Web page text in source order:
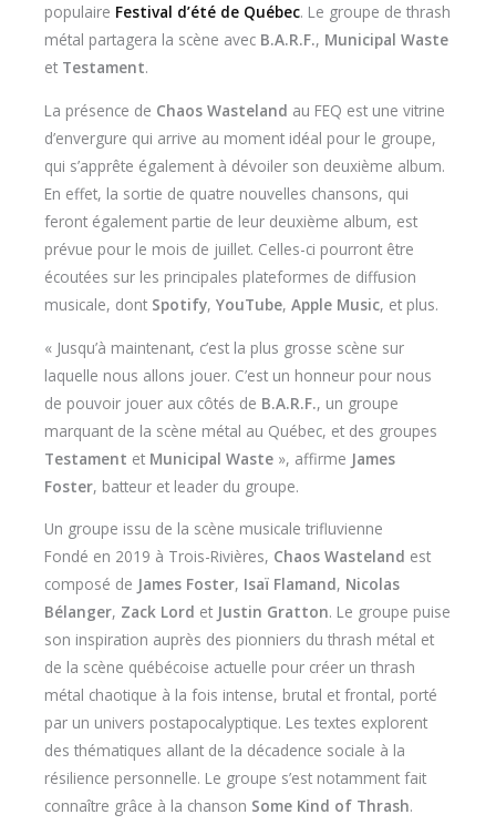
populaire Festival d’été de Québec. Le groupe de thrash
métal partagera la scène avec B.A.R.F., Municipal Waste
et Testament.
La présence de Chaos Wasteland au FEQ est une vitrine
d’envergure qui arrive au moment idéal pour le groupe,
qui s’apprête également à dévoiler son deuxième album.
En effet, la sortie de quatre nouvelles chansons, qui
feront également partie de leur deuxième album, est
prévue pour le mois de juillet. Celles-ci pourront être
écoutées sur les principales plateformes de diffusion
musicale, dont Spotify, YouTube, Apple Music, et plus.
« Jusqu’à maintenant, c’est la plus grosse scène sur
laquelle nous allons jouer. C’est un honneur pour nous
de pouvoir jouer aux côtés de B.A.R.F., un groupe
marquant de la scène métal au Québec, et des groupes
Testament et Municipal Waste », affirme James
Foster, batteur et leader du groupe.
Un groupe issu de la scène musicale trifluvienne
Fondé en 2019 à Trois-Rivières, Chaos Wasteland est
composé de James Foster, Isaï Flamand, Nicolas
Bélanger, Zack Lord et Justin Gratton. Le groupe puise
son inspiration auprès des pionniers du thrash métal et
de la scène québécoise actuelle pour créer un thrash
métal chaotique à la fois intense, brutal et frontal, porté
par un univers postapocalyptique. Les textes explorent
des thématiques allant de la décadence sociale à la
résilience personnelle. Le groupe s’est notamment fait
connaître grâce à la chanson Some Kind of Thrash.